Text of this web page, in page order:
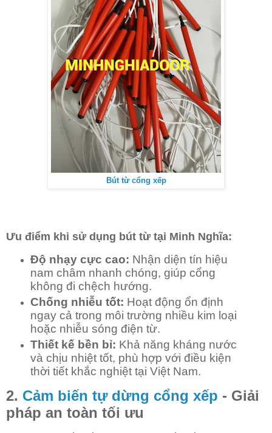
Bút từ cổng xếp
Ưu điểm khi sử dụng bút từ tại Minh Nghĩa:
Độ nhạy cực cao: Nhận diện tín hiệu
nam châm nhanh chóng, giúp cổng
không đi chệch hướng.
Chống nhiễu tốt: Hoạt động ổn định
ngay cả trong môi trường nhiều kim loại
hoặc nhiễu sóng điện từ.
Thiết kế bền bỉ: Khả năng kháng nước
và chịu nhiệt tốt, phù hợp với điều kiện
thời tiết khắc nghiệt tại Việt Nam.
2. Cảm biến tự dừng cổng xếp - Giải
pháp an toàn tối ưu